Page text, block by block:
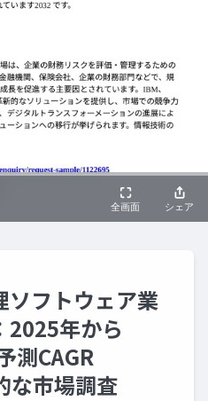
ソフトウェア業
2025年から
測CAGR
な市場調査